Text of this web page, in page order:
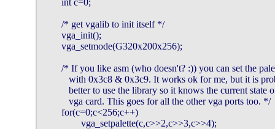
        int c=0;
        vga_init();
        vga_setmode(G320x200x256);
        for(c=0;c<256;c++)
                vga_setpalette(c,c>>2,c>>3,c>>4);